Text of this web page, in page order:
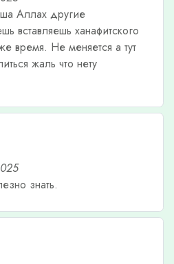
Аллах другие
вставляешь ханафитского
время. Не меняется а тут
жаль что нету
знать.